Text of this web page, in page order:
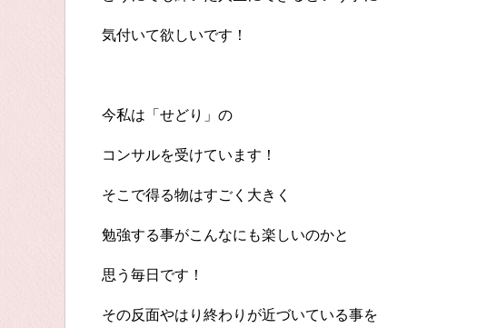
気付いて欲しいです！
今私は「せどり」の
コンサルを受けています！
そこで得る物はすごく大きく
勉強する事がこんなにも楽しいのかと
思う毎日です！
その反面やはり終わりが近づいている事を